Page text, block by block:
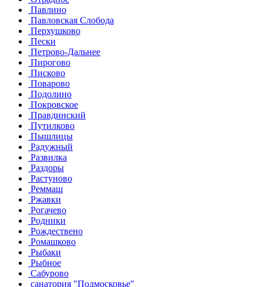
Павлино
Павловская Слобода
Перхушково
Пески
Петрово-Дальнее
Пирогово
Писково
Поварово
Подолино
Покровское
Правдинский
Путилково
Пышлицы
Радужный
Развилка
Раздоры
Растуново
Реммаш
Ржавки
Рогачево
Родники
Рождествено
Ромашково
Рыбаки
Рыбное
Сабурово
санатория "Подмосковье"